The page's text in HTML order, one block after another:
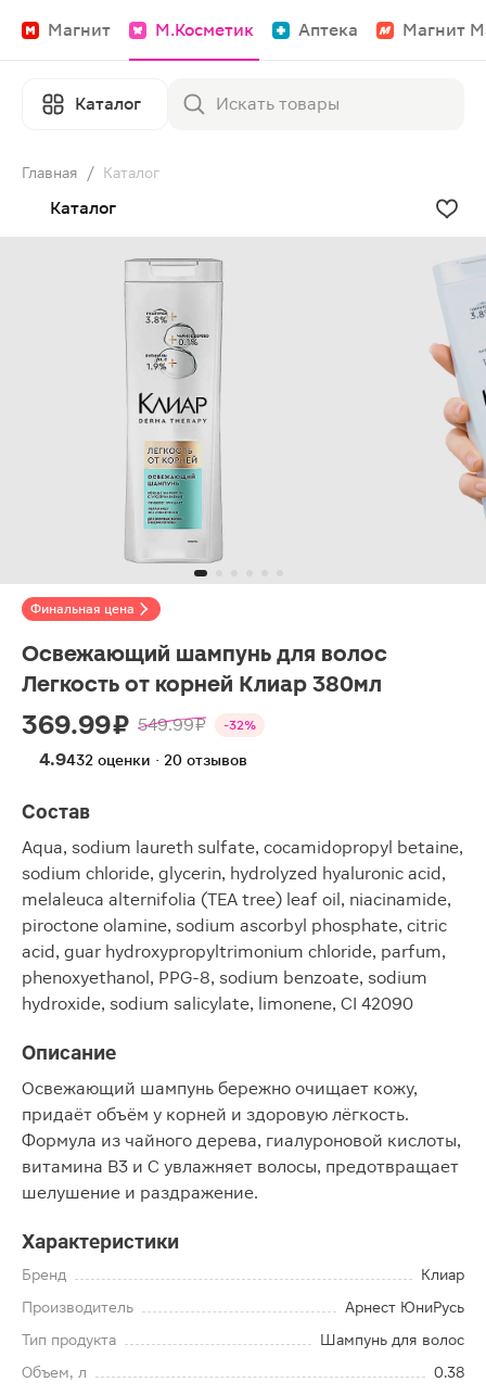
Магнит М.Косметик Аптека Магнит
Каталог
Главная / Каталог
Каталог
Финальная цена
Освежающий шампунь для волос
Легкость от корней Клиар 380мл
369.99 ₽ 549.99 ₽ -32%
4.9432 оценки · 20 отзывов
Состав
Aqua, sodium laureth sulfate, cocamidopropyl betaine,
sodium chloride, glycerin, hydrolyzed hyaluronic acid,
melaleuca alternifolia (TEA tree) leaf oil, niacinamide,
piroctone olamine, sodium ascorbyl phosphate, citric
acid, guar hydroxypropyltrimonium chloride, parfum,
phenoxyethanol, PPG-8, sodium benzoate, sodium
hydroxide, sodium salicylate, limonene, CI 42090
Описание
Освежающий шампунь бережно очищает кожу,
придаёт объём у корней и здоровую лёгкость.
Формула из чайного дерева, гиалуроновой кислоты,
витамина В3 и С увлажняет волосы, предотвращает
шелушение и раздражение.
Характеристики
Бренд
Клиар
Производитель
Арнест ЮниРусь
Тип продукта
Шампунь для волос
Объем, л
0.38